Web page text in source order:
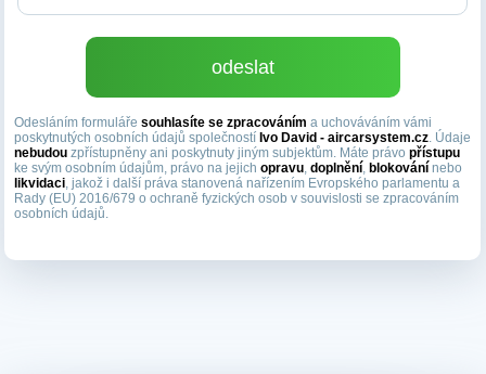
Odesláním formulářesouhlasíte se zpracováním a uchováváním vámi
poskytnutých osobních údajů společností Ivo David - aircarsystem.cz. Údaje
nebudou zpřístupněny ani poskytnuty jiným subjektům. Máte právopřístupu
ke svým osobním údajům, právo na jejichopravu,doplnění, blokování nebo
likvidaci, jakož i další práva stanovená nařízením Evropského parlamentu a
Rady (EU) 2016/679 o ochraně fyzických osob v souvislosti se zpracováním
osobních údajů.